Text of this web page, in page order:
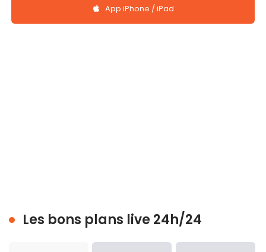
App iPhone / iPad
Les bons plans live 24h/24